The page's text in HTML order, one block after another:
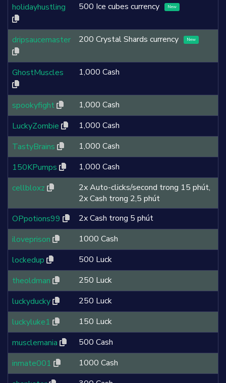
holidayhustling 500 Ice cubes currency New
dripsaucemaster 200 Crystal Shards currency New
GhostMuscles 1,000 Cash
spookyfight
1,000 Cash
LuckyZombie
1,000 Cash
TastyBrains
1,000 Cash
150KPumps
1,000 Cash
cellbloxz
2x Auto-clicks/second trong 15 phút,
2x Cash trong 2,5 phút
OPpotions99
2x Cash trong 5 phút
iloveprison
1000 Cash
lockedup
500 Luck
theoldman
250 Luck
luckyducky
250 Luck
luckyluke1
150 Luck
musclemania
500 Cash
inmate001
1000 Cash